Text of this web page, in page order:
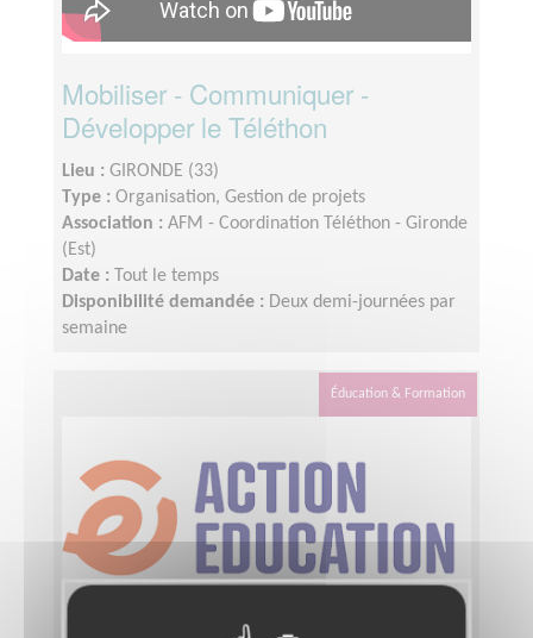
Mobiliser - Communiquer -
Développer le Téléthon
Lieu : GIRONDE (33)
Type : Organisation, Gestion de projets
Association : AFM - Coordination Téléthon - Gironde
(Est)
Date :
Tout le temps
Disponibilité demandée : Deux demi-journées par
semaine
Éducation & Formation